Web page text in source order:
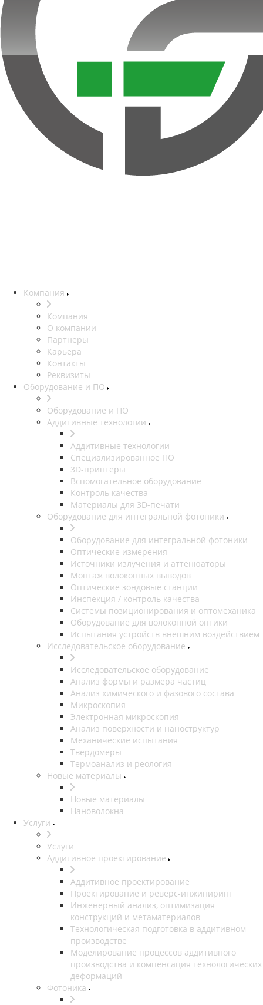
Компания
Компания
О компании
Партнеры
Карьера
Контакты
Реквизиты
Оборудование и ПО
Оборудование и ПО
Аддитивные технологии
Аддитивные технологии
Специализированное ПО
3D-принтеры
Вспомогательное оборудование
Контроль качества
Материалы для 3D-печати
Оборудование для интегральной фотоники
Оборудование для интегральной фотоники
Оптические измерения
Источники излучения и аттенюаторы
Монтаж волоконных выводов
Оптические зондовые станции
Инспекция / контроль качества
Системы позиционирования и оптомеханика
Оборудование для волоконной оптики
Испытания устройств внешним воздействием
Исследовательское оборудование
Исследовательское оборудование
Анализ формы и размера частиц
Анализ химического и фазового состава
Микроскопия
Электронная микроскопия
Анализ поверхности и наноструктур
Механические испытания
Твердомеры
Термоанализ и реология
Новые материалы
Новые материалы
Нановолокна
Услуги
Услуги
Аддитивное проектирование
Аддитивное проектирование
Проектирование и реверс-инжиниринг
Инженерный анализ, оптимизация
конструкций и метаматериалов
Технологическая подготовка в аддитивном
производстве
Моделирование процессов аддитивного
производства и компенсация технологических
деформаций
Фотоника